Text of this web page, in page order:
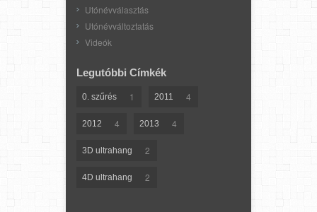
Utónévválasztás
Utónévváltoztatás
Videók
Legutóbbi Címkék
0. szűrés 1 2011 4
2012 4 2013 4
3D ultrahang 2
4D ultrahang 2